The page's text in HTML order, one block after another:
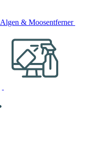
Algen & Moosentferner